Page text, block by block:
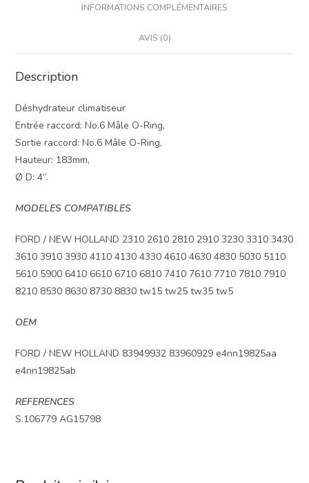
INFORMATIONS COMPLÉMENTAIRES
AVIS (0)
Description
Déshydrateur climatiseur
Entrée raccord: No.6 Mâle O-Ring,
Sortie raccord: No.6 Mâle O-Ring,
Hauteur: 183mm,
Ø D: 4”.
MODELES COMPATIBLES
FORD / NEW HOLLAND 2310 2610 2810 2910 3230 3310 3430
3610 3910 3930 4110 4130 4330 4610 4630 4830 5030 5110
5610 5900 6410 6610 6710 6810 7410 7610 7710 7810 7910
8210 8530 8630 8730 8830 tw15 tw25 tw35 tw5
OEM
FORD / NEW HOLLAND 83949932 83960929 e4nn19825aa
e4nn19825ab
REFERENCES
S.106779 AG15798